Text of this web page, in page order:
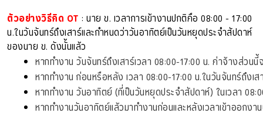
ตัวอย่างวิธีคิด OT: นาย ข. เวลาการเข้างานปกติคือ 08:00 - 17:00
น.ในวันจันทร์ถึงเสาร์และกำหนดว่าวันอาทิตย์เป็นวันหยุดประจำสัปดาห์
ของนาย ข. ดังนั้นแล้ว
หากทำงาน วันจันทร์ถึงเสาร์เวลา 08:00-17:00 น. ค่าจ้างส่วน
หากทำงาน ก่อนหรือหลัง เวลา 08:00-17:00 น.ในวันจันทร์ถึงเ
หากทำงาน วันอาทิตย์ (ที่เป็นวันหยุดประจำสัปดาห์) ในเวลา
หากทำงานวันอาทิตย์แล้วมาทำงานก่อนและหลังเวลาเข้าออกง